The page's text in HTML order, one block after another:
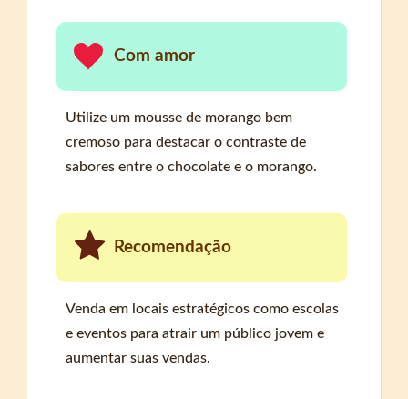
Com amor
Utilize um mousse de morango bem
cremoso para destacar o contraste de
sabores entre o chocolate e o morango.
Recomendação
Venda em locais estratégicos como escolas
e eventos para atrair um público jovem e
aumentar suas vendas.